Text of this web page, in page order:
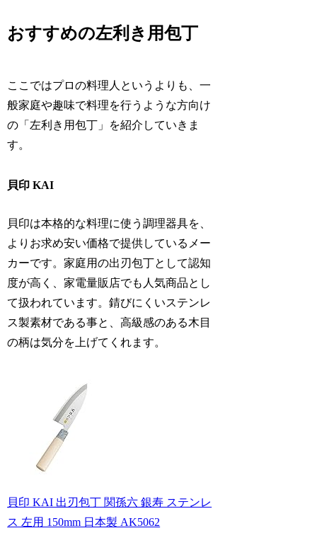
おすすめの左利き用包丁
ここではプロの料理人というよりも、一
般家庭や趣味で料理を行うような方向け
の「左利き用包丁」を紹介していきま
す。
貝印 KAI
貝印は本格的な料理に使う調理器具を、
よりお求め安い価格で提供しているメー
カーです。家庭用の出刃包丁として認知
度が高く、家電量販店でも人気商品とし
て扱われています。錆びにくいステンレ
ス製素材である事と、高級感のある木目
の柄は気分を上げてくれます。
貝印 KAI 出刃包丁 関孫六 銀寿 ステンレ
ス 左用 150mm 日本製 AK5062